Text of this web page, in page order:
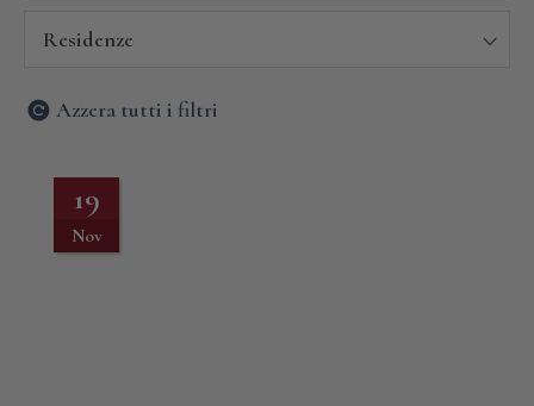
Residenze
Azzera tutti i filtri
19
Nov